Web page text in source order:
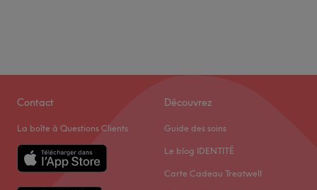
Contact
La boîte à Questions Clients
Découvrez
Guide des soins
Le blog IDENTITÉ
Carte Cadeau Treatwell